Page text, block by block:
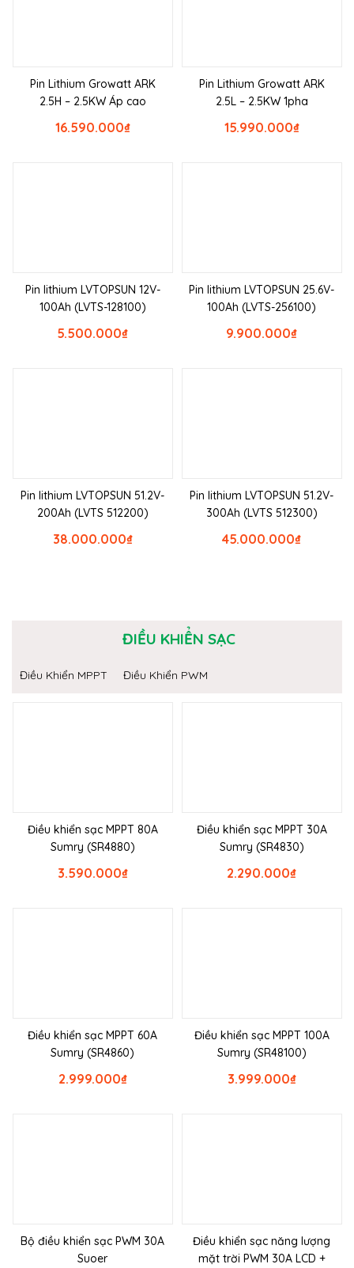
Pin Lithium Growatt ARK
2.5H – 2.5KW Áp cao
₫
16.590.000
Pin Lithium Growatt ARK
2.5L – 2.5KW 1pha
₫
15.990.000
Pin lithium LVTOPSUN 12V-
100Ah (LVTS-128100)
₫
5.500.000
Pin lithium LVTOPSUN 25.6V-
100Ah (LVTS-256100)
₫
9.900.000
Pin lithium LVTOPSUN 51.2V-
200Ah (LVTS 512200)
₫
38.000.000
Pin lithium LVTOPSUN 51.2V-
300Ah (LVTS 512300)
₫
45.000.000
ĐIỀU KHIỂN SẠC
Điều Khiển MPPT Điều Khiển PWM
Điều khiển sạc MPPT 80A
Sumry (SR4880)
₫
3.590.000
Điều khiển sạc MPPT 30A
Sumry (SR4830)
₫
2.290.000
Điều khiển sạc MPPT 60A
Sumry (SR4860)
₫
2.999.000
Điều khiển sạc MPPT 100A
Sumry (SR48100)
₫
3.999.000
Bộ điều khiển sạc PWM 30A
Suoer
Điều khiển sạc năng lượng
mặt trời PWM 30A LCD +